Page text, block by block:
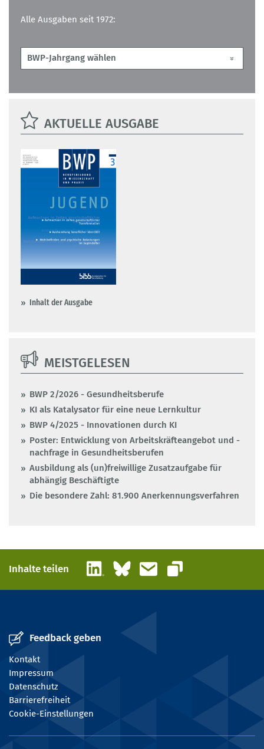
Alle Ausgaben seit 1972:
AKTUELLE AUSGABE
Inhalt der Ausgabe
MEISTGELESEN
BWP 2/2026 - Gesundheitsberufe
KI als Katalysator für eine neue Lernkultur
BWP 4/2025 - Innovationen durch KI
Poster: Entwicklung von Arbeitskräfteangebot und -
nachfrage in Gesundheitsberufen
Ausbildung als (un)freiwillige Zusatzaufgabe für
abhängig Beschäftigte
Die besondere Zahl: 81.900 Anerkennungsverfahren
Inhalte teilen LinkedInBlueskyE-Mail
Link kopieren
Feedback geben
Kontakt
Impressum
Datenschutz
Barrierefreiheit
Cookie-Einstellungen